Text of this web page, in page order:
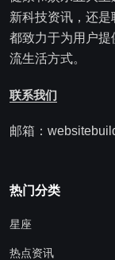
新科技资讯，还
都致力于为用户提
流生活方式。
联系我们
邮箱：
热门分类
星座
热点资讯